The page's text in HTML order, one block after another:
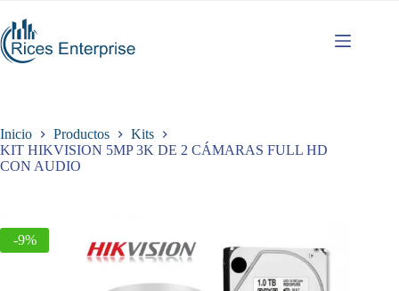
contenido
Inicio Productos
Kits
KIT HIKVISION 5MP 3K DE 2 CÁMARAS FULL HD
CON AUDIO
-9%